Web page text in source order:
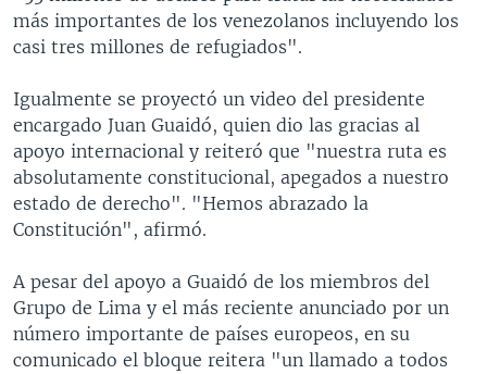
más importantes de los venezolanos incluyendo los
casi tres millones de refugiados".
Igualmente se proyectó un video del presidente
encargado Juan Guaidó, quien dio las gracias al
apoyo internacional y reiteró que "nuestra ruta es
absolutamente constitucional, apegados a nuestro
estado de derecho". "Hemos abrazado la
Constitución", afirmó.
A pesar del apoyo a Guaidó de los miembros del
Grupo de Lima y el más reciente anunciado por un
número importante de países europeos, en su
comunicado el bloque reitera "un llamado a todos